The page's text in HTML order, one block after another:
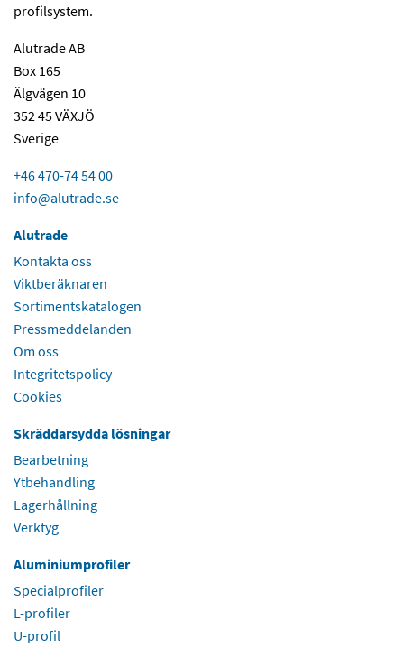
profilsystem.
Alutrade AB
Box 165
Älgvägen 10
352 45 VÄXJÖ
Sverige
+46 470-74 54 00
info@alutrade.se
Alutrade
Kontakta oss
Viktberäknaren
Sortimentskatalogen
Pressmeddelanden
Om oss
Integritetspolicy
Cookies
Skräddarsydda lösningar
Bearbetning
Ytbehandling
Lagerhållning
Verktyg
Aluminiumprofiler
Specialprofiler
L-profiler
U-profil